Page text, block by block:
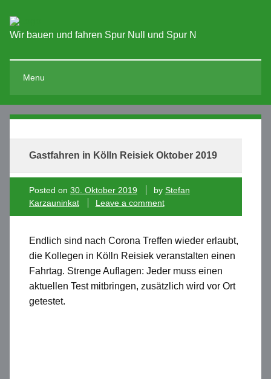
Wir bauen und fahren Spur Null und Spur N
Menu
Gastfahren in Kölln Reisiek Oktober 2019
Posted on 30. Oktober 2019 by Stefan
Karzauninkat
Leave a comment
Endlich sind nach Corona Treffen wieder erlaubt,
die Kollegen in Kölln Reisiek veranstalten einen
Fahrtag. Strenge Auflagen: Jeder muss einen
aktuellen Test mitbringen, zusätzlich wird vor Ort
getestet.